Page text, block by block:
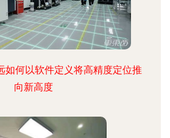
如何以软件定义将高精度定位推
向新高度